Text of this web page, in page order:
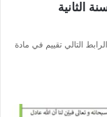
الثانية
التالي تقييم في مادة